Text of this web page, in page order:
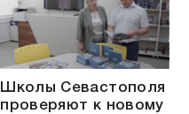
Школы Севастополя
проверяют к новому